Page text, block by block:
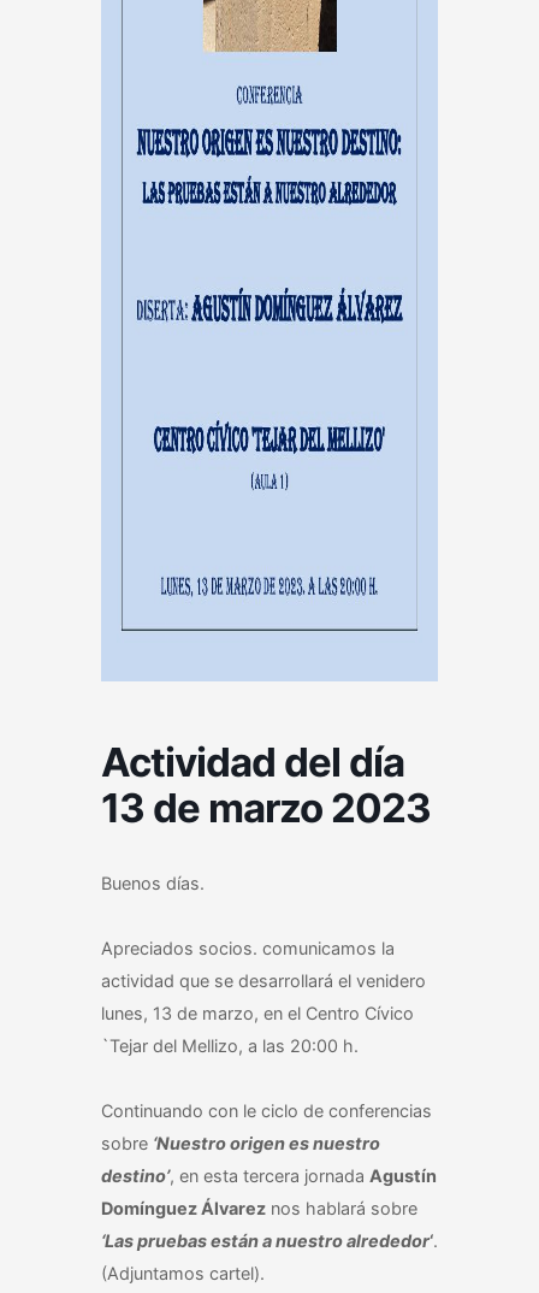
Actividad del día
13 de marzo 2023
Buenos días.
Apreciados socios. comunicamos la
actividad que se desarrollará el venidero
lunes, 13 de marzo, en el Centro Cívico
`Tejar del Mellizo, a las 20:00 h.
Continuando con le ciclo de conferencias
sobre ‘Nuestro origen es nuestro
destino’, en esta tercera jornada Agustín
Domínguez Álvarez nos hablará sobre
‘Las pruebas están a nuestro alrededor‘.
(Adjuntamos cartel).